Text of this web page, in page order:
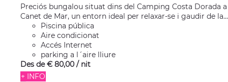
Preciós bungalou situat dins del Camping Costa Dorada a
Canet de Mar, un entorn ideal per relaxar-se i gaudir de la...
Piscina pública
Aire condicionat
Accés Internet
parking a l´aire lliure
Des de € 80,00 / nit
+ INFO